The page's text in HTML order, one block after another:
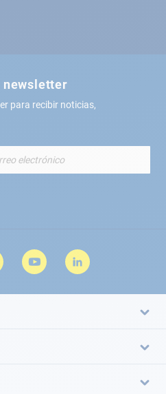
newsletter
para recibir noticias,